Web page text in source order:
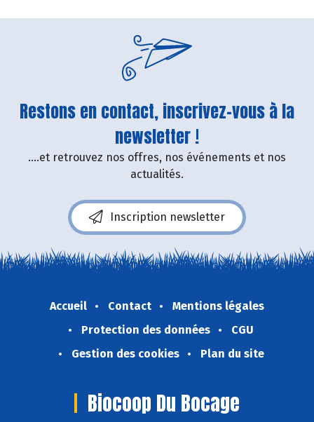
Restons en contact, inscrivez-vous à la
newsletter !
....et retrouvez nos offres, nos événements et nos
actualités.
Inscription newsletter
Accueil Contact
Mentions légales
Protection des données
CGU
Gestion des cookies
Plan du site
Biocoop Du Bocage